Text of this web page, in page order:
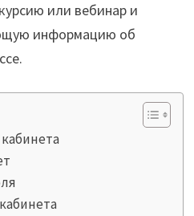
или вебинар и
информацию об